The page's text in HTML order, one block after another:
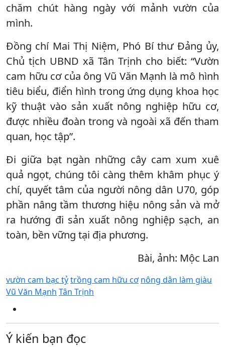
chăm chút hàng ngày với mảnh vườn của
mình.
Đồng chí Mai Thị Niệm, Phó Bí thư Đảng ủy,
Chủ tịch UBND xã Tân Trịnh cho biết: “Vườn
cam hữu cơ của ông Vũ Văn Mạnh là mô hình
tiêu biểu, điển hình trong ứng dụng khoa học
kỹ thuật vào sản xuất nông nghiệp hữu cơ,
được nhiều đoàn trong và ngoài xã đến tham
quan, học tập”.
Đi giữa bạt ngàn những cây cam xum xuê
quả ngọt, chúng tôi càng thêm khâm phục ý
chí, quyết tâm của người nông dân U70, góp
phần nâng tầm thương hiệu nông sản và mở
ra hướng đi sản xuất nông nghiệp sạch, an
toàn, bền vững tại địa phương.
Bài, ảnh: Mộc Lan
vườn cam bạc tỷtrồng cam hữu cơ nông dân làm giàu
Vũ Văn Mạnh Tân Trịnh
Ý kiến bạn đọc